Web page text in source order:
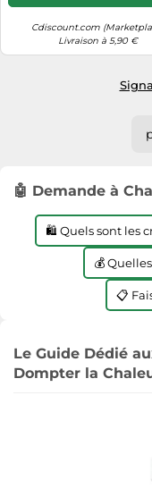
Cdiscount.com
Livraison à 5,90 €
🤖 Demande à
🛍️ Quels sont les
💰
📋
Le Guide Dédié
Dompter la